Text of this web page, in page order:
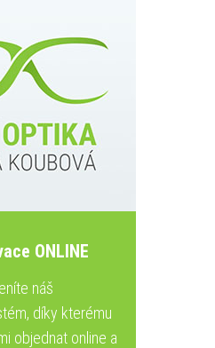
ONLINE
náš
díky kterému
objednat online a